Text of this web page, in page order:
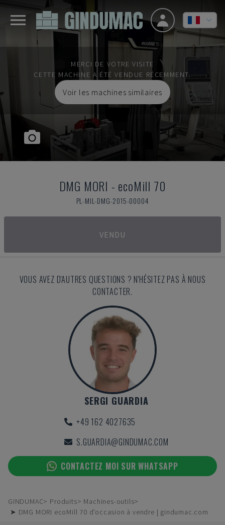
MERCI DE VOTRE VISITE
CETTE MACHINE A ÉTÉ VENDUE RÉCEMMENT.
Voir les machines similaires
DMG MORI - ecoMill 70
PL-MIL-DMG-2015-00004
VENDU
VOUS AVEZ D'AUTRES QUESTIONS ? N'HÉSITEZ PAS À NOUS
CONTACTER.
SERGI GUARDIA
+49 162 4027635
S.GUARDIA@GINDUMAC.COM
CONTACTEZ MOI SUR WHATSAPP
GINDUMAC Produits
Machines-outils
➤ DMG MORI ecoMill 70 d'occasion à vendre | gindumac.com